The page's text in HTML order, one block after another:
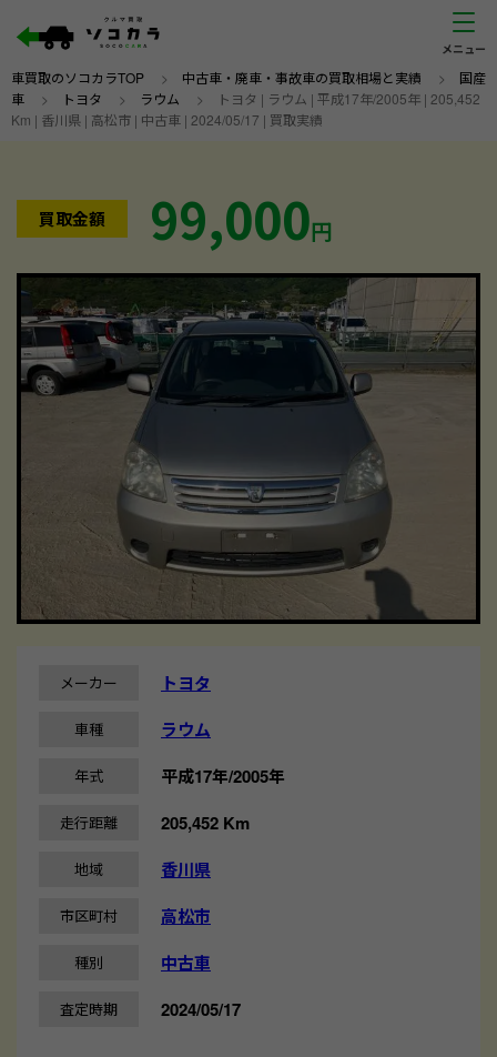
車買取のソコカラTOP > 中古車・廃車・事故車の買取相場と実績 > 国産
車 > トヨタ > ラウム >
トヨタ | ラウム | 平成17年/2005年 | 205,452
Km | 香川県 | 高松市 | 中古車 | 2024/05/17 | 買取実績
買取金額 99,000円
メーカー トヨタ
車種 ラウム
年式 平成17年/2005年
走行距離 205,452 Km
地域 香川県
市区町村 高松市
種別 中古車
査定時期 2024/05/17